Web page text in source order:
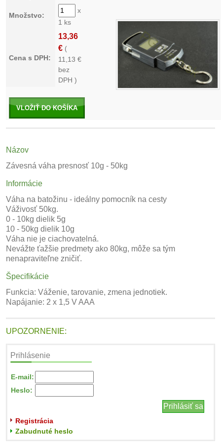
Množstvo:
x
1 ks
Cena s DPH:
13,36
€ (
11,13 €
bez
DPH )
VLOŽIŤ DO KOŠÍKA
Názov
Závesná váha presnosť 10g - 50kg
Informácie
Váha na batožinu - ideálny pomocník na cesty
Váživosť 50kg.
0 - 10kg dielik 5g
10 - 50kg dielik 10g
Váha nie je ciachovatelná.
Nevážte ťažšie predmety ako 80kg, môže sa tým
nenapraviteľne zničiť.
Špecifikácie
Funkcia: Váženie, tarovanie, zmena jednotiek.
Napájanie: 2 x 1,5 V AAA
UPOZORNENIE:
Prihlásenie
E-mail:
Heslo:
Registrácia
Zabudnuté heslo